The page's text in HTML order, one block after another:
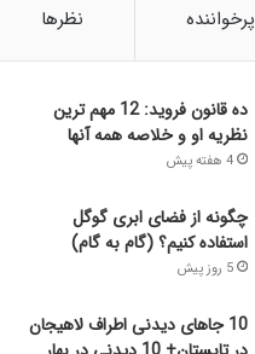
پرخواننده نظرها
ده قانون فروید: 12 مهم ترین
نظریه او و خلاصه همه آنها
4 هفته پیش
چگونه از فضای ابری گوگل
استفاده کنیم؟ (گام به گام)
5 روز پیش
10 جاهای دیدنی اطراف لاهیجان